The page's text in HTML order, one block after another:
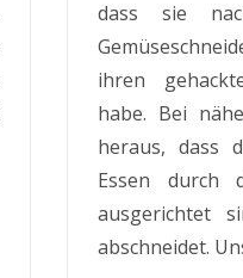
dass sie
ihren
habe. Bei
heraus, dass
Essen durch
ausgerichtet
abschneidet.